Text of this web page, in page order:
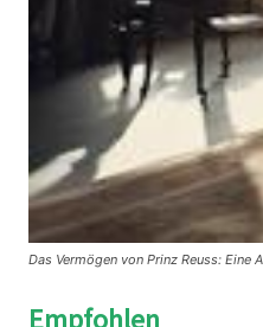
Das Vermögen von Prinz Reuss: Eine